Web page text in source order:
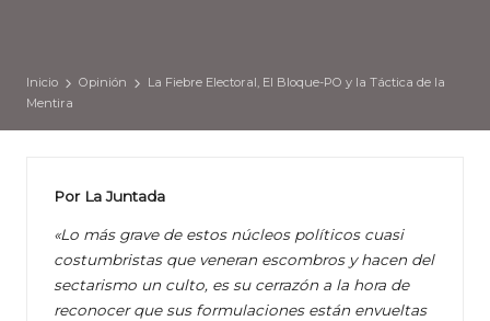
Inicio Opinión
La Fiebre Electoral, El Bloque-PO y la Táctica de la
Mentira
Por La Juntada
«Lo más grave de estos núcleos políticos cuasi
costumbristas que veneran escombros y hacen del
sectarismo un culto, es su cerrazón a la hora de
reconocer que sus formulaciones están envueltas